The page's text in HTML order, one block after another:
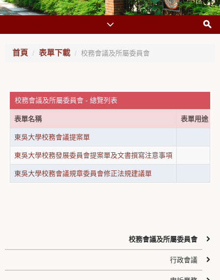
首頁 表單下載 校務會議及所屬委員會
校務會議及所屬委員會 - 總覽列表
表單名稱 表單用途
東吳大學校務會議提案單
東吳大學校務發展委員會提案單及文書撰寫注意事項
東吳大學校務會議規章委員會修正法規建議單
校務會議及所屬委員會
行政會議